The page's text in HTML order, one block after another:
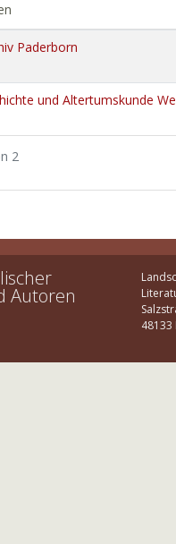
Paderborn
und Altertumskunde
2
Autoren
48133